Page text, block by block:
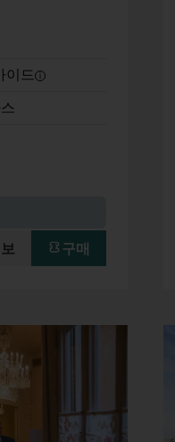
이드
구매